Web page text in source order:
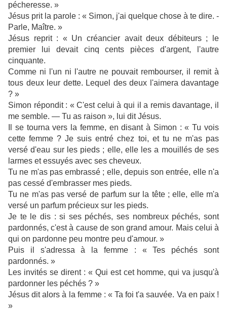
pécheresse. »
Jésus prit la parole : « Simon, j'ai quelque chose à te dire. -
Parle, Maître. »
Jésus reprit : « Un créancier avait deux débiteurs ; le
premier lui devait cinq cents pièces d'argent, l'autre
cinquante.
Comme ni l'un ni l'autre ne pouvait rembourser, il remit à
tous deux leur dette. Lequel des deux l'aimera davantage
? »
Simon répondit : « C'est celui à qui il a remis davantage, il
me semble. — Tu as raison », lui dit Jésus.
Il se tourna vers la femme, en disant à Simon : « Tu vois
cette femme ? Je suis entré chez toi, et tu ne m'as pas
versé d'eau sur les pieds ; elle, elle les a mouillés de ses
larmes et essuyés avec ses cheveux.
Tu ne m'as pas embrassé ; elle, depuis son entrée, elle n'a
pas cessé d'embrasser mes pieds.
Tu ne m'as pas versé de parfum sur la tête ; elle, elle m'a
versé un parfum précieux sur les pieds.
Je te le dis : si ses péchés, ses nombreux péchés, sont
pardonnés, c'est à cause de son grand amour. Mais celui à
qui on pardonne peu montre peu d'amour. »
Puis il s'adressa à la femme : « Tes péchés sont
pardonnés. »
Les invités se dirent : « Qui est cet homme, qui va jusqu'à
pardonner les péchés ? »
Jésus dit alors à la femme : « Ta foi t'a sauvée. Va en paix !
»